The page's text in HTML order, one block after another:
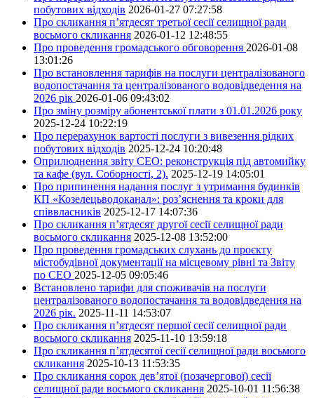
побутових відходів 2026-01-27 07:27:58
Про скликання п’ятдесят третьої сесії селищної ради
восьмого скликання 2026-01-12 12:48:55
Про проведення громадського обговорення 2026-01-08
13:01:26
Про встановлення тарифів на послуги централізованого
водопостачання та централізованого водовідведення на
2026 рік 2026-01-06 09:43:02
Про зміну розміру абонентської плати з 01.01.2026 року
2025-12-24 10:22:19
Про перерахунок вартості послуги з вивезення рідких
побутових відходів 2025-12-24 10:20:48
Оприлюднення звіту СЕО: реконструкція під автомийку
та кафе (вул. Соборності, 2). 2025-12-19 14:05:01
Про припинення надання послуг з утримання будинків
КП «Козелецьводоканал»: роз’яснення та кроки для
співвласників 2025-12-17 14:07:36
Про скликання п’ятдесят другої сесії селищної ради
восьмого скликання 2025-12-08 13:52:00
Про проведення громадських слухань до проєкту
містобудівної документації на місцевому рівні та Звіту
по СЕО 2025-12-05 09:05:46
Встановлено тарифи для споживачів на послуги
централізованого водопостачання та водовідведення на
2026 рік. 2025-11-11 14:53:07
Про скликання п’ятдесят першої сесії селищної ради
восьмого скликання 2025-11-10 13:59:18
Про скликання п’ятдесятої сесії селищної ради восьмого
скликання 2025-10-13 11:53:35
Про скликання сорок дев’ятої (позачергової) сесії
селищної ради восьмого скликання 2025-10-01 11:56:38